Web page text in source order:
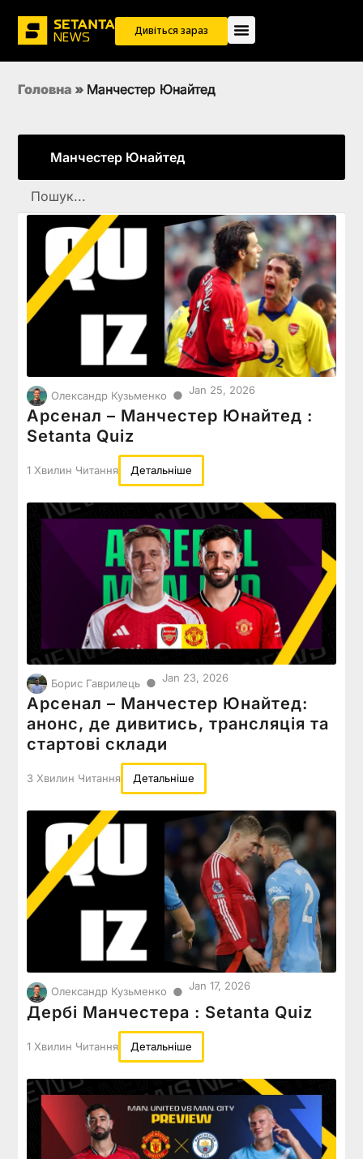
Дивіться зараз
Головна » Манчестер Юнайтед
Манчестер Юнайтед
Олександр Кузьменко ● Jan 25, 2026
Арсенал – Манчестер Юнайтед :
Setanta Quiz
1 Хвилин Читання Детальніше
Борис Гаврилець ● Jan 23, 2026
Арсенал – Манчестер Юнайтед:
анонс, де дивитись, трансляція та
стартові склади
3 Хвилин Читання Детальніше
Олександр Кузьменко ● Jan 17, 2026
Дербі Манчестера : Setanta Quiz
1 Хвилин Читання Детальніше